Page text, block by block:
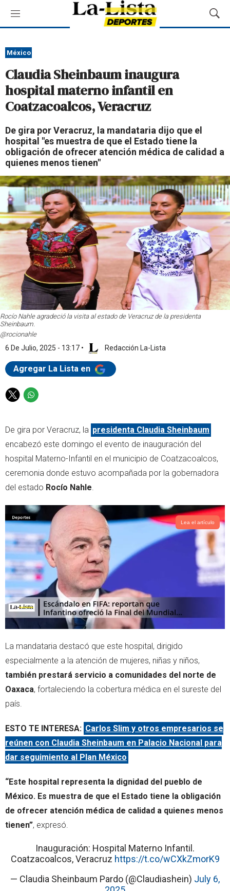
M
e
ú
M
o
e
d
México
Claudia Sheinbaum inaugura
hospital materno infantil en
Coatzacoalcos, Veracruz
De gira por Veracruz, la mandataria dijo que el
hospital "es muestra de que el Estado tiene la
obligación de ofrecer atención médica de calidad a
quienes menos tienen"
Rocío Nahle agradeció la visita al estado de Veracruz de la presidenta
Sheinbaum.
@rocionahle
6 De Julio, 2025 - 13:17 • Redacción La-Lista
Agregar La Lista en
T
t
t
r
W
t
s
a
p
p
De gira por Veracruz, la presidenta Claudia Sheinbaum
encabezó este domingo el evento de inauguración del
hospital Materno-Infantil en el municipio de Coatzacoalcos,
ceremonia donde estuvo acompañada por la gobernadora
del estado Rocío Nahle.
Lea el artículo
La mandataria destacó que este hospital, dirigido
especialmente a la atención de mujeres, niñas y niños,
también prestará servicio a comunidades del norte de
Oaxaca, fortaleciendo la cobertura médica en el sureste del
país.
ESTO TE INTERESA: Carlos Slim y otros empresarios se
reúnen con Claudia Sheinbaum en Palacio Nacional para
dar seguimiento al Plan México
“Este hospital representa la dignidad del pueblo de
México. Es muestra de que el Estado tiene la obligación
de ofrecer atención médica de calidad a quienes menos
tienen”, expresó.
Inauguración: Hospital Materno Infantil.
Coatzacoalcos, Veracruz https://t.co/wCXkZmorK9
— Claudia Sheinbaum Pardo (@Claudiashein) July 6,